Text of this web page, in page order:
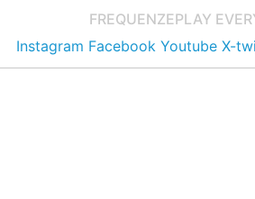
FREQUENZEPLAY
Instagram Facebook Youtube X-